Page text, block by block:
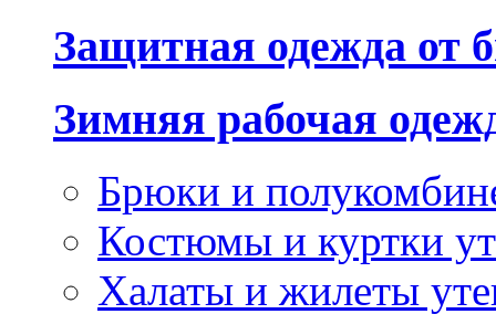
Защитная одежда от
Зимняя рабочая
Брюки и
Костюмы и куртки
Халаты и жилеты